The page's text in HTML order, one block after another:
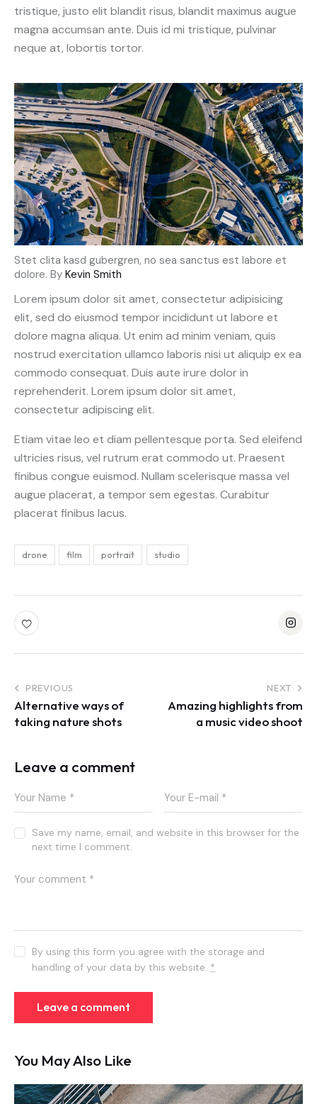
tristique, justo elit blandit risus, blandit maximus augue
magna accumsan ante. Duis id mi tristique, pulvinar
neque at, lobortis tortor.
Stet clita kasd gubergren, no sea sanctus est labore et
dolore. By Kevin Smith
Lorem ipsum dolor sit amet, consectetur adipisicing
elit, sed do eiusmod tempor incididunt ut labore et
dolore magna aliqua. Ut enim ad minim veniam, quis
nostrud exercitation ullamco laboris nisi ut aliquip ex ea
commodo consequat. Duis aute irure dolor in
reprehenderit. Lorem ipsum dolor sit amet,
consectetur adipiscing elit.
Etiam vitae leo et diam pellentesque porta. Sed eleifend
ultricies risus, vel rutrum erat commodo ut. Praesent
finibus congue euismod. Nullam scelerisque massa vel
augue placerat, a tempor sem egestas. Curabitur
placerat finibus lacus.
drone film portrait studio
Post
navigation
PREVIOUS
Alternative ways of
taking nature shots
NEXT
Amazing highlights from
a music video shoot
Leave a comment
Save my name, email, and website in this browser for the
next time I comment.
By using this form you agree with the storage and
handling of your data by this website. *
You May Also Like